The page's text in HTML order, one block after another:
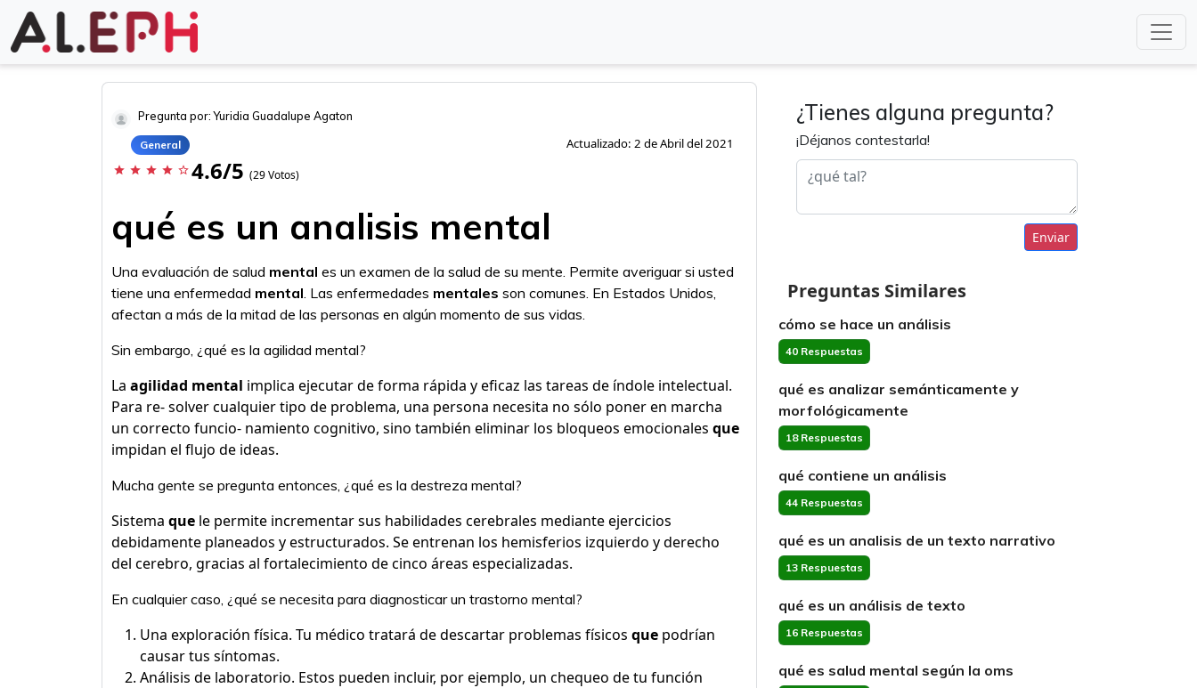
Pregunta por: Yuridia Guadalupe Agaton
General Actualizado: 2 de Abril del 2021
star star star star star_border 4.6/5 (29 Votos)
qué es un analisis mental
Una evaluación de salud mental es un examen de la salud de su mente. Permite averiguar si usted
tiene una enfermedad mental. Las enfermedades mentales son comunes. En Estados Unidos,
afectan a más de la mitad de las personas en algún momento de sus vidas.
Sin embargo, ¿qué es la agilidad mental?
La agilidad mental implica ejecutar de forma rápida y eficaz las tareas de índole intelectual.
Para re- solver cualquier tipo de problema, una persona necesita no sólo poner en marcha
un correcto funcio- namiento cognitivo, sino también eliminar los bloqueos emocionales que
impidan el flujo de ideas.
Mucha gente se pregunta entonces, ¿qué es la destreza mental?
Sistema que le permite incrementar sus habilidades cerebrales mediante ejercicios
debidamente planeados y estructurados. Se entrenan los hemisferios izquierdo y derecho
del cerebro, gracias al fortalecimiento de cinco áreas especializadas.
En cualquier caso, ¿qué se necesita para diagnosticar un trastorno mental?
Una exploración física. Tu médico tratará de descartar problemas físicos que podrían
causar tus síntomas.
Análisis de laboratorio. Estos pueden incluir, por ejemplo, un chequeo de tu función
¿Tienes alguna pregunta?
¡Déjanos contestarla!
Enviar
Preguntas Similares
cómo se hace un análisis
40 Respuestas
qué es analizar semánticamente y
morfológicamente
18 Respuestas
qué contiene un análisis
44 Respuestas
qué es un analisis de un texto narrativo
13 Respuestas
qué es un análisis de texto
16 Respuestas
qué es salud mental según la oms